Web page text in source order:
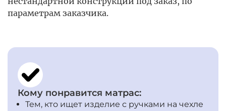
параметрам заказчика.
Кому понравится матрас:
Тем, кто ищет изделие с ручками на чехле